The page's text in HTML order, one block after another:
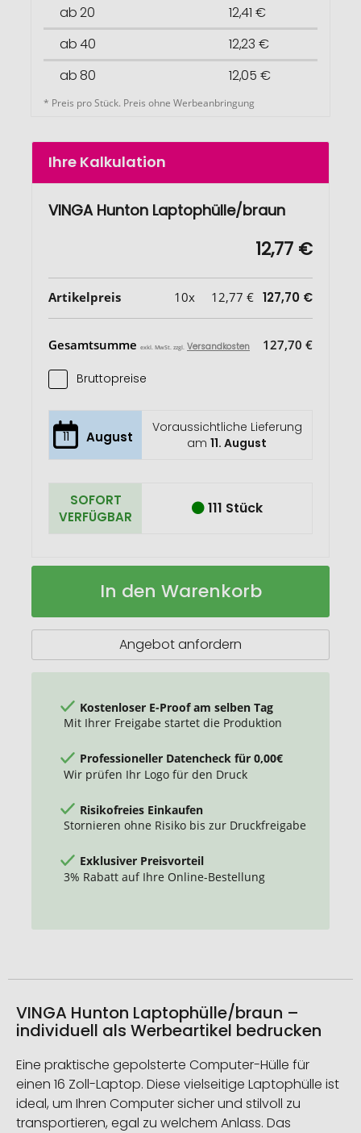
ab 20
12,41 €
ab 40
12,23 €
ab 80
12,05 €
* Preis pro Stück. Preis ohne Werbeanbringung
Ihre Kalkulation
VINGA Hunton Laptophülle/braun
12,77 €
Artikelpreis 10x 12,77 € 127,70 €
Gesamtsumme exkl. MwSt. zzgl. Versandkosten 127,70 €
Bruttopreise
11 August
Voraussichtliche Lieferung
am11. August
SOFORT
VERFÜGBAR
111 Stück
VINGA
Auf
In den Warenkorb
Angebot anfordern
Kostenloser E-Proof am selben Tag
Mit Ihrer Freigabe startet die Produktion
Professioneller Datencheck für 0,00€
Wir prüfen Ihr Logo für den Druck
Risikofreies Einkaufen
Stornieren ohne Risiko bis zur Druckfreigabe
Exklusiver Preisvorteil
3% Rabatt auf Ihre Online-Bestellung
VINGA Hunton Laptophülle/braun –
individuell als Werbeartikel bedrucken
Eine praktische gepolsterte Computer-Hülle für
einen 16 Zoll-Laptop. Diese vielseitige Laptophülle ist
ideal, um Ihren Computer sicher und stilvoll zu
transportieren, egal zu welchem Anlass. Das